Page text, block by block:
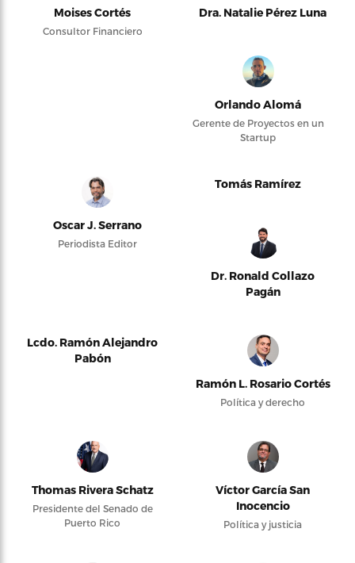
Moises Cortés
Consultor Financiero
Dra. Natalie Pérez Luna
Orlando Alomá
Gerente de Proyectos en un
Startup
Oscar J. Serrano
Periodista Editor
Tomás Ramírez
Dr. Ronald Collazo
Pagán
Lcdo. Ramón Alejandro
Pabón
Ramón L. Rosario Cortés
Política y derecho
Thomas Rivera Schatz
Presidente del Senado de
Puerto Rico
Víctor García San
Inocencio
Política y justicia